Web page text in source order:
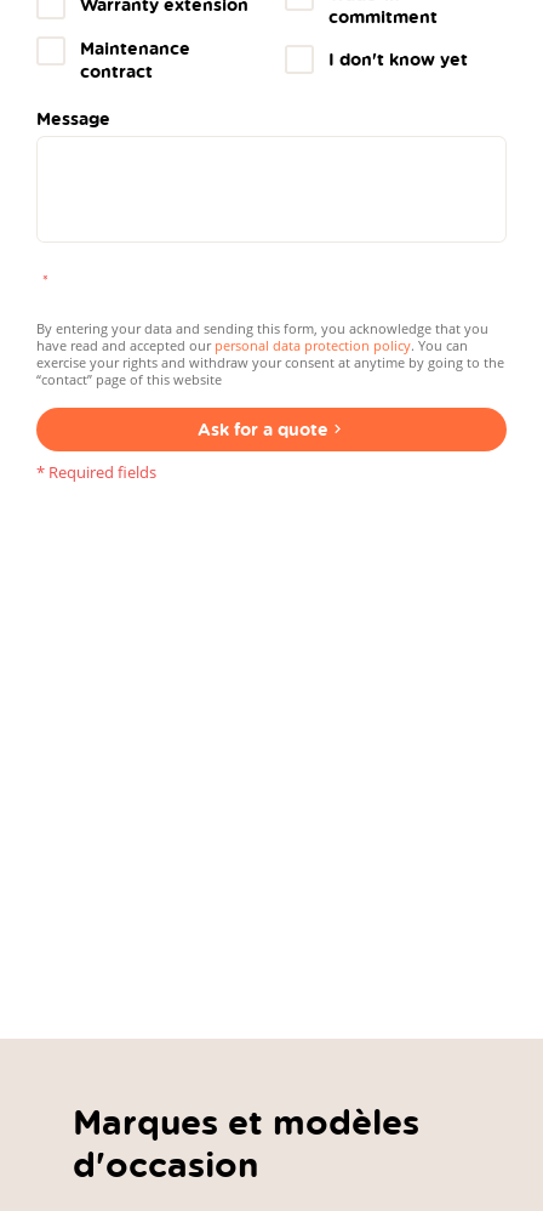
Warranty extension
commitment
Maintenance
contract
I don't know yet
Message
By entering your data and sending this form, you acknowledge that you
have read and accepted our personal data protection policy. You can
exercise your rights and withdraw your consent at anytime by going to the
“contact” page of this website
Ask for a quote
* Required fields
Marques et modèles
d'occasion